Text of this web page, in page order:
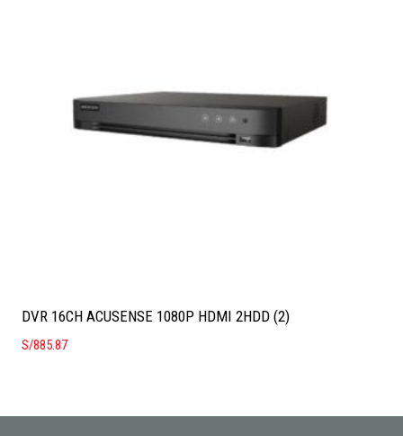
DVR 16CH ACUSENSE 1080P HDMI 2HDD (2)
S/885.87